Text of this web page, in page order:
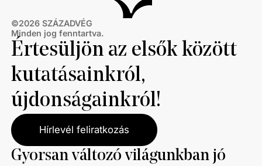
©2026 SZÁZADVÉG
Minden jog fenntartva.
Értesüljön az elsők között
kutatásainkról,
újdonságainkról!
Hírlevél feliratkozás
Gyorsan változó világunkban jó